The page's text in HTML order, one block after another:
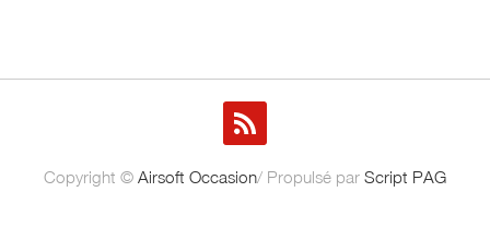
Copyright © Airsoft Occasion/ Propulsé par Script PAG